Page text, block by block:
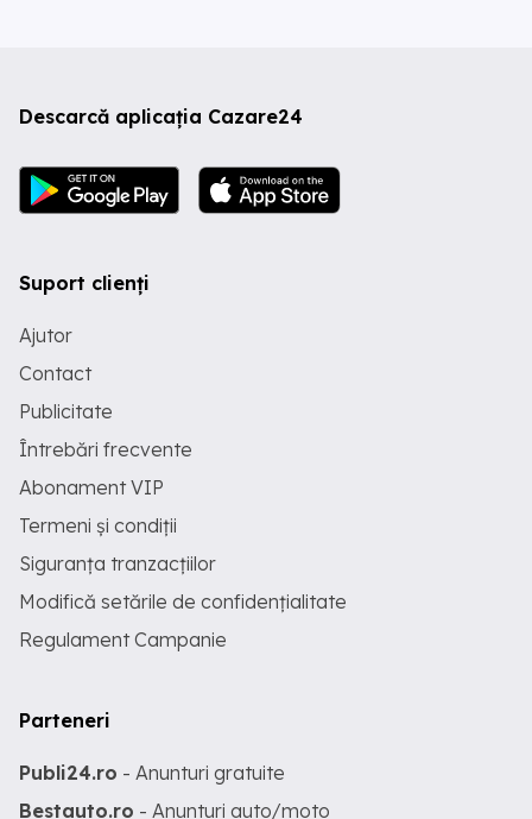
Descarcă aplicația Cazare24
Suport clienți
Ajutor
Contact
Publicitate
Întrebări frecvente
Abonament VIP
Termeni și condiții
Siguranța tranzacțiilor
Modifică setările de confidențialitate
Regulament Campanie
Parteneri
Publi24.ro - Anunturi gratuite
Bestauto.ro - Anunturi auto/moto